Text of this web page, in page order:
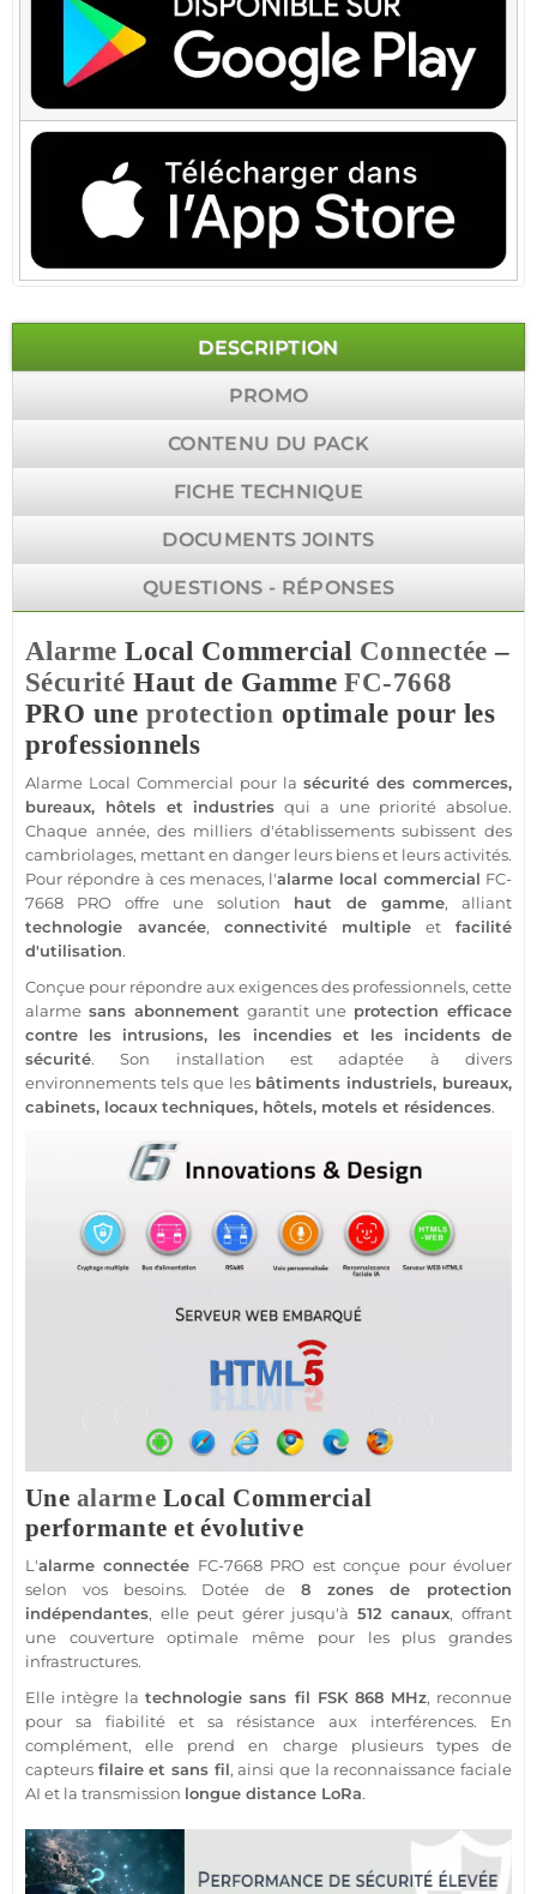
DESCRIPTION
PROMO
CONTENU DU PACK
FICHE TECHNIQUE
DOCUMENTS JOINTS
QUESTIONS - RÉPONSES
Alarme Local Commercial Connectée –
Sécurité Haut de GammeFC-7668
PRO une protection optimale pour les
professionnels
Alarme Local Commercial pour la sécurité des commerces,
bureaux, hôtelset industries qui a une priorité absolue.
Chaque année, des milliers d'établissements subissent des
cambriolages, mettant en danger leurs biens et leurs activités.
Pour répondre à ces menaces, l'alarme local commercial FC-
7668 PRO offre une solution haut de gamme, alliant
technologie avancée, connectivité multiple etfacilité
d'utilisation.
Conçue pour répondre aux exigences des professionnels, cette
alarme sans abonnement garantit une protection efficace
contre les intrusions, les incendies et les incidents de
sécurité. Son installation est adaptée à divers
environnements tels que les bâtiments industriels, bureaux,
cabinets, locaux techniques, hôtels, motels et résidences.
Une alarme Local Commercial
performante et évolutive
L'alarme connectée FC-7668PRO est conçue pour évoluer
selon vos besoins. Dotée de 8 zones de protection
indépendantes, elle peut gérer jusqu'à 512 canaux, offrant
une couverture optimale même pour les plus grandes
infrastructures.
Elle intègre latechnologie sans fil FSK 868 MHz, reconnue
pour sa fiabilité et sa résistance aux interférences. En
complément, elle prend en charge plusieurs types de
capteurs filaireet sans fil, ainsi que la reconnaissance faciale
AI et la transmission longue distance LoRa.